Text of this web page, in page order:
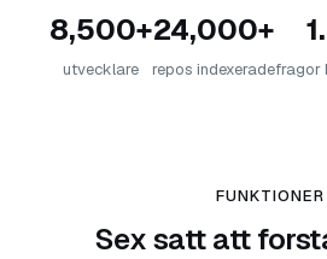
8,500+
utvecklare
24,000+
repos indexeradefragor
FUNKTIONER
Sex satt att